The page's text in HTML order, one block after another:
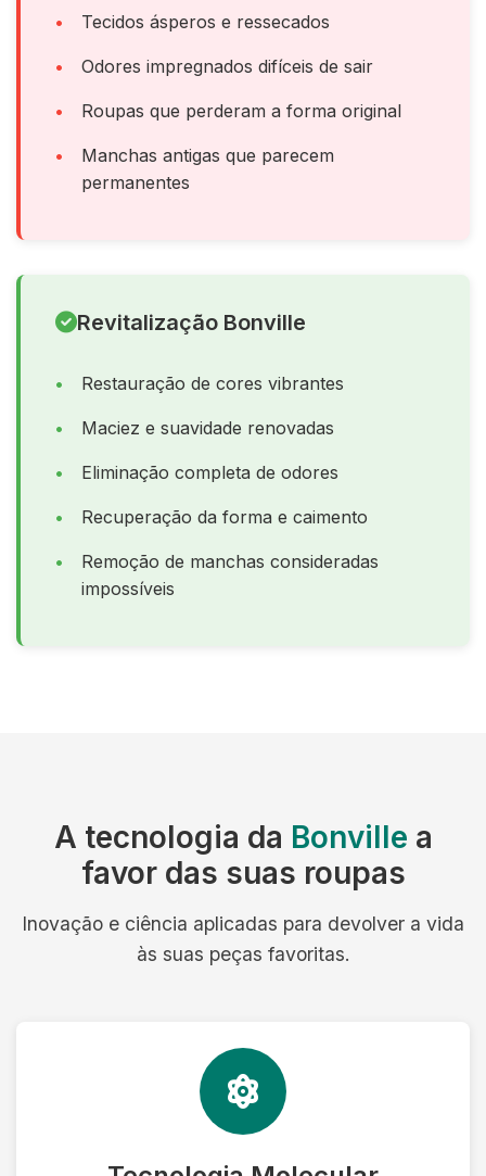
Tecidos ásperos e ressecados
Odores impregnados difíceis de sair
Roupas que perderam a forma original
Manchas antigas que parecem
permanentes
Revitalização Bonville
Restauração de cores vibrantes
Maciez e suavidade renovadas
Eliminação completa de odores
Recuperação da forma e caimento
Remoção de manchas consideradas
impossíveis
A tecnologia da Bonville a
favor das suas roupas
Inovação e ciência aplicadas para devolver a vida
às suas peças favoritas.